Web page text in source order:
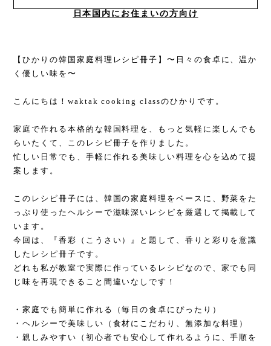
日本国内にお住まいの方向け
【ひかりの韓国家庭料理レシピ冊子】〜日々の食卓に、温か
く優しい味を〜
こんにちは！waktak cooking classのひかりです。
家庭で作れる本格的な韓国料理を、もっと気軽に楽しんでも
らいたくて、このレシピ冊子を作りました。
忙しい日常でも、手軽に作れる美味しい料理を心を込めて提
案します。
このレシピ冊子には、韓国の家庭料理をベースに、野菜をた
っぷり使ったヘルシーで滋味深いレシピを厳選して掲載して
います。
今回は、『香彩（こうさい）』と題して、香りと彩りを意識
したレシピ冊子です。
どれも私が教室で実際に作っているレシピなので、家でも同
じ味を再現できること間違いなしです！
・家庭でも簡単に作れる（毎日の食卓にぴったり）
・ヘルシーで美味しい（食材にこだわり、無添加な料理）
・親しみやすい（初心者でも安心して作れるように、手順を